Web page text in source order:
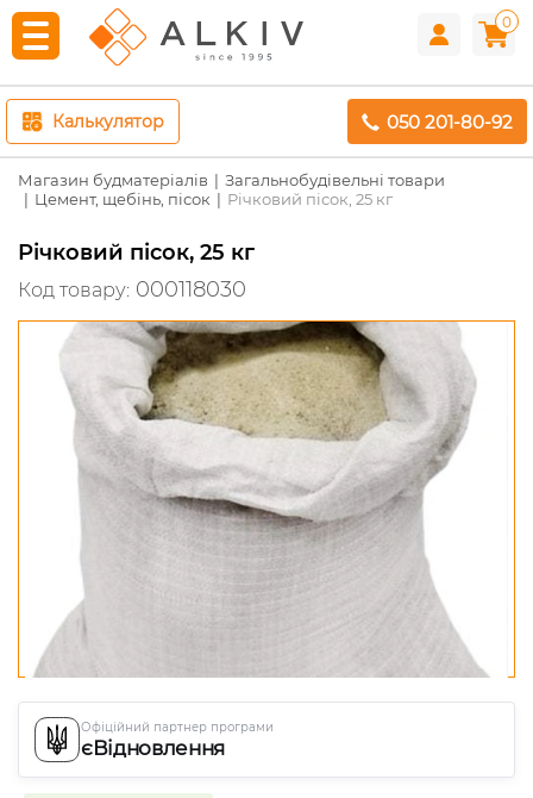
0
Калькулятор 050 201-80-92
Магазин будматеріалів
Загальнобудівельні товари
Цемент, щебінь, пісок
Річковий пісок, 25 кг
Річковий пісок, 25 кг
Код товару: 000118030
Офіційний партнер програми
єВідновлення